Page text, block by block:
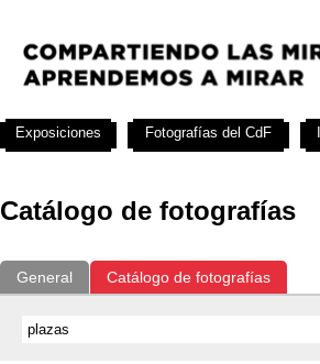
Catálogo de fotografías
General Catálogo de fotografías
Exposiciones Fotografías del CdF